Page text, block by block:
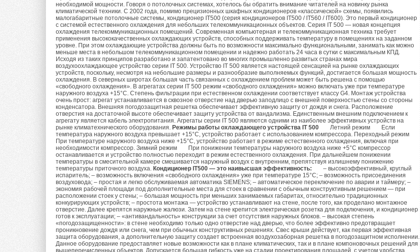
необходимой мощности. Говоря о потолочных системах, хотелось бы обратить внимание читателей на новинку рынка
климатической техники. С 2002 года, помимо прецизионных шкафных кондиционеров «классической» схемы, появились
малогабаритные потолочные системы, кондиционер IT500 (серия кондиционеров IT500 / IT560 / IT600). Это первый кондиционер
с системой естественного охлаждения для небольших телекоммуникационных объектов. Серия IT 500 — новая концепция
охлаждения телекоммуникационных помещений. Современная компьютерная и телекоммуникационная техника требует
применения высококачественных охлаждающих устройств, способных поддерживать температуру в помещениях на заданном
уровне. При этом охлаждающие устройства должны быть по возможности максимально функциональными, занимать как можно
меньше места в небольшом телекоммуникационном помещении и надежно работать 24 часа в сутки с максимальным КПД.
Исходя из таких принципов разработано и запатентовано во многих промышленно развитых странах мира
воздухоохлаждающее устройство серии IT 500. Устройство IT 500 является настоящей сенсацией на рынке охлаждающих
устройств, поскольку, несмотря на небольшие размеры и разнообразие выполняемых функций, достигается большая мощность
охлаждения. В северных широтах большая часть связанных с охлаждением проблем может быть решена с помощью
«свободного охлаждения». В агрегатах серии IT 500 режим «свободного охлаждения» можно включать уже при температуре
наружного воздуха +15°С. Степень фильтрации при естественном охлаждении соответствует классу G4. Монтаж устройства
очень прост: агрегат устанавливается в сквозное отверстие над дверью заподлицо с внешней поверхностью стены со стороны
конденсатора. Внешняя погодозащитная решетка обеспечивает эффективную защиту от дождя и снега. Расположение
отверстия на достаточной высоте обеспечивает защиту устройства от вандализма. Единственным внешним подключением к
агрегату является кабель электропитания. Агрегаты серии IT 500 являются одними из наиболее эффективных устройств на
рынке климатехнического оборудования. Режимы работы охлаждающего устройства IT 500 Летний режим
Если
температура наружного воздуха превышает +15°С, устройство работает с использованием компрессора. Переходный режим
При температуре наружного воздуха ниже +15°С, устройство работает в режиме естественного охлаждения, включая при
необходимости компрессор. Зимний режим
При понижении температуры наружного воздуха ниже +5°С компрессор
останавливается и устройство полностью переходит в режим естественного охлаждения. При дальнейшем понижении
температуры в смесительной камере смешивается наружный воздух с внутренним, препятствуя излишнему понижению
температуры приточного воздуха. Кондиционер IT500 — это наивысшая эффективность:
– высокоэффективный, круглый
испаритель; – возможность включения «свободного охлаждения» уже при температуре 15°С; – возможность присоединения
воздуховода; – простая и легко обслуживаемая автоматика SIEMENS; – автоматическое переключение по аварии и таймеру; –
экономия рабочей площади под дополнительные места для стоек в сравнении с обычным конструктивным решением — при
расположении стоек у стены; – большая мощность при меньших занимаемых габаритах, относительно традиционных
конкурирующих устройств; – простота монтажа — устройство устанавливают на стене, после того, как проделано монтажное
отверстие. Далее крепятся наружные жалюзи. Затем на стене крепится электрическая розетка для подключения, и кондиционер
готов к эксплуатации; – «антивандальность» конструкции за счет отсутствия наружных блоков. – высокая степень
«погодозащищенности»: в стене необходимо только одно отверстие над дверью, что более эффективно предотвращает
проникновение дождя или снега, чем при обычных конструктивных решениях. Свес крыши действует, как первая эффективная
защита оборудования, а дополнительную защиту создает встроенная воздухозаборная решетка в погодозащитном исполнении.
Данное оборудование предоставляет новые возможности как в плане климатических, так и в плане компоновочных решений для
обжимные резьбовые соединения могут сильно отличаться друг от друга.
Самообжимающееся соединение...механическое неразборное соединение
РЕХ-труб. При таком способе используется предварительно расширенное
специальным инструментом самобжимающееся полимерное кольцо,
надеваемое на трубу, которое через несколько секунд плотно прижимает
трубу к фитингу, обеспечивая герметичное соединение.
Склейка или холодная сварка...при таком способе соединение труб
происходит при помощи специального клея или средства для холодной
сварки. Такая технология предполагает предварительную очистку
склеиваемых поверхностей специальным веществом, после чего наносится
реагент и происходит соединение материалов.
Использование уплотнителей и прокладок
В большинстве соединительных систем для герметизации соединений
используются, как уже упоминалось, дополнительные компоненты: прокладки,
уплотнительные нити, пакля и др. Технология гильзовых обжимных
(напрессовочных) соединений позволяет исключить из монтажа
уплотнительные элементы для предотвращения протечек даже при работе с
агрессивной средой. Компрессионное соединение — не требует специального
оборудования и легко монтируется двумя ключами.
Фактические условия эксплуатации кондиционеров значительно отличаются от
стандартных параметров. Поэтому реальная мощность кондиционеров
существенно отличается от номинальной мощности.
При вычислении фактической мощности кондиционеров, определяют
поправки на следующие факторы:
1. Поправка на температуру внутреннего воздуха.
Оптимальные параметры внутреннего воздуха, принимаемые при расчетах
систем кондиционирования воздуха для теплого периода года (СниП 2.04.05-
91*, Приложение 5) приведены в таблице 3.
Как видно из таблицы 3, российские нормативные параметры внутреннего
воздуха отличаются от номинальных параметров, установленных для
испытания кондиционеров. Очевидно, что производительность систем при
изменившихся расчетных параметрах изменится. При расчетах учитывают
изменение производительности наружного и внутреннего блоков (таблицы 4 и
5).
При одинаковых параметрах внутреннего воздуха производительность
наружных блоков кондиционеров FUJITSU самая высокая (93%). У наружных
блоков DAIKIN — самая низкая (67%). Для внутренних блоков лидируют
кондиционеры FUJITSU (93%). Последнее место DAIKIN — (67%).